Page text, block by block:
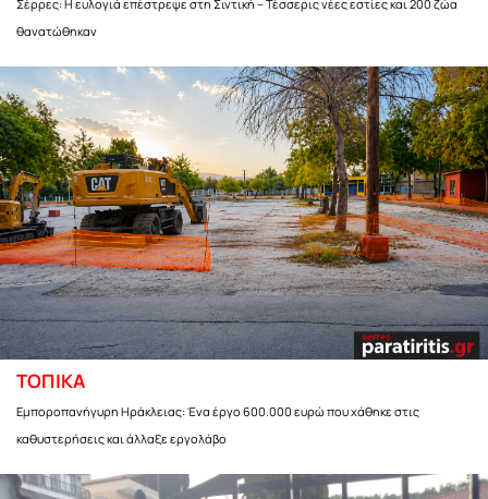
Σέρρες: Η ευλογιά επέστρεψε στη Σιντική – Τέσσερις νέες εστίες και 200 ζώα
θανατώθηκαν
ΤΟΠΙΚΑ
Εμποροπανήγυρη Ηράκλειας: Ένα έργο 600.000 ευρώ που χάθηκε στις
καθυστερήσεις και άλλαξε εργολάβο